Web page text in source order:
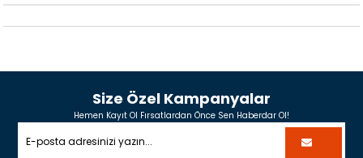
Size Özel Kampanyalar
Hemen Kayıt Ol Fırsatlardan Önce Sen Haberdar Ol!